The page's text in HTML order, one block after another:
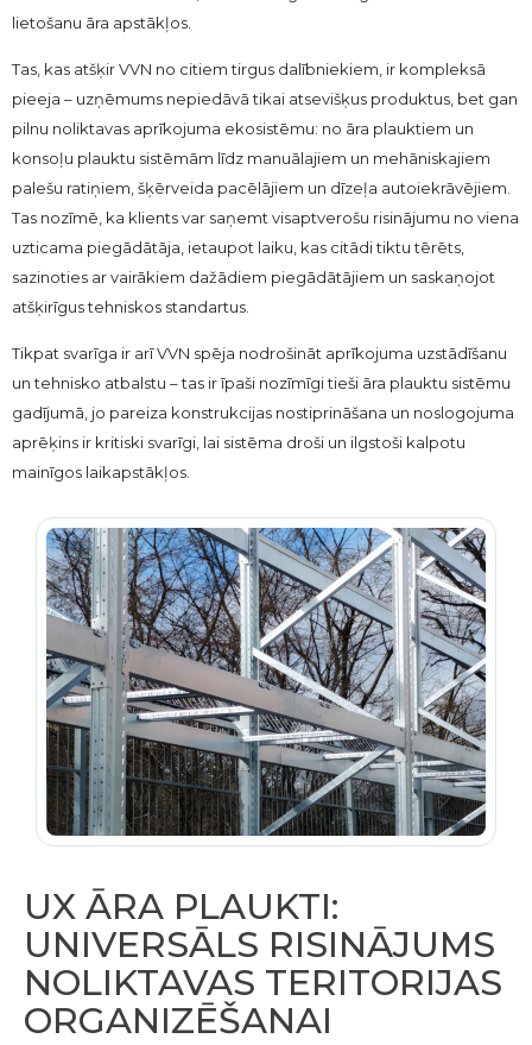
lietošanu āra apstākļos.
Tas, kas atšķir VVN no citiem tirgus dalībniekiem, ir kompleksā
pieeja – uzņēmums nepiedāvā tikai atsevišķus produktus, bet gan
pilnu noliktavas aprīkojuma ekosistēmu: no āra plauktiem un
konsoļu plauktu sistēmām līdz manuālajiem un mehāniskajiem
palešu ratiņiem, šķērveida pacēlājiem un dīzeļa autoiekrāvējiem.
Tas nozīmē, ka klients var saņemt visaptverošu risinājumu no viena
uzticama piegādātāja, ietaupot laiku, kas citādi tiktu tērēts,
sazinoties ar vairākiem dažādiem piegādātājiem un saskaņojot
atšķirīgus tehniskos standartus.
Tikpat svarīga ir arī VVN spēja nodrošināt aprīkojuma uzstādīšanu
un tehnisko atbalstu – tas ir īpaši nozīmīgi tieši āra plauktu sistēmu
gadījumā, jo pareiza konstrukcijas nostiprināšana un noslogojuma
aprēķins ir kritiski svarīgi, lai sistēma droši un ilgstoši kalpotu
mainīgos laikapstākļos.
UX ĀRA PLAUKTI:
UNIVERSĀLS RISINĀJUMS
NOLIKTAVAS TERITORIJAS
ORGANIZĒŠANAI